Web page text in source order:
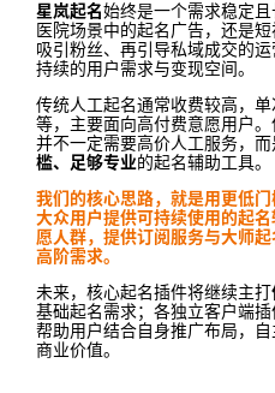
星岚起名始终是一个需求稳定
医院场景中的起名广告，还是
吸引粉丝、再引导私域成交的
持续的用户需求与变现空间。
传统人工起名通常收费较高，
等，主要面向高付费意愿用户
并不一定需要高价人工服务，
槛、足够专业的起名辅助工具。
我们的核心思路，就是用更低
大众用户提供可持续使用的起
愿人群，提供订阅服务与大师
高阶需求。
未来，核心起名插件将继续主打
基础起名需求；各独立客户端插
帮助用户结合自身推广布局，
商业价值。